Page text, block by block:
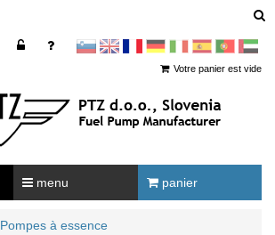
en francoščina
Nemščina
Italijanščina
Španščina
PortugalArabščina
Votre panier est vide
menu panier
Pompes à essence